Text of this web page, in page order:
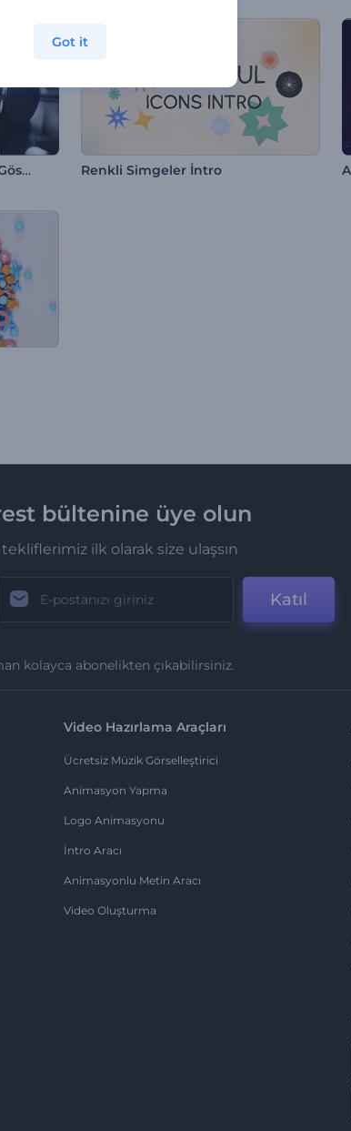
Bilimsel Laboratuvar Logo Gösterimi Renkli Simgeler İntro
bültenine üye olun
ilk olarak size ulaşsın
Katıl
kolayca abonelikten çıkabilirsiniz.
Video Hazırlama Araçları
Ücretsiz Müzik Görselleştirici
Animasyon Yapma
Logo Animasyonu
İntro Aracı
Animasyonlu Metin Aracı
Video Oluşturma
Got it